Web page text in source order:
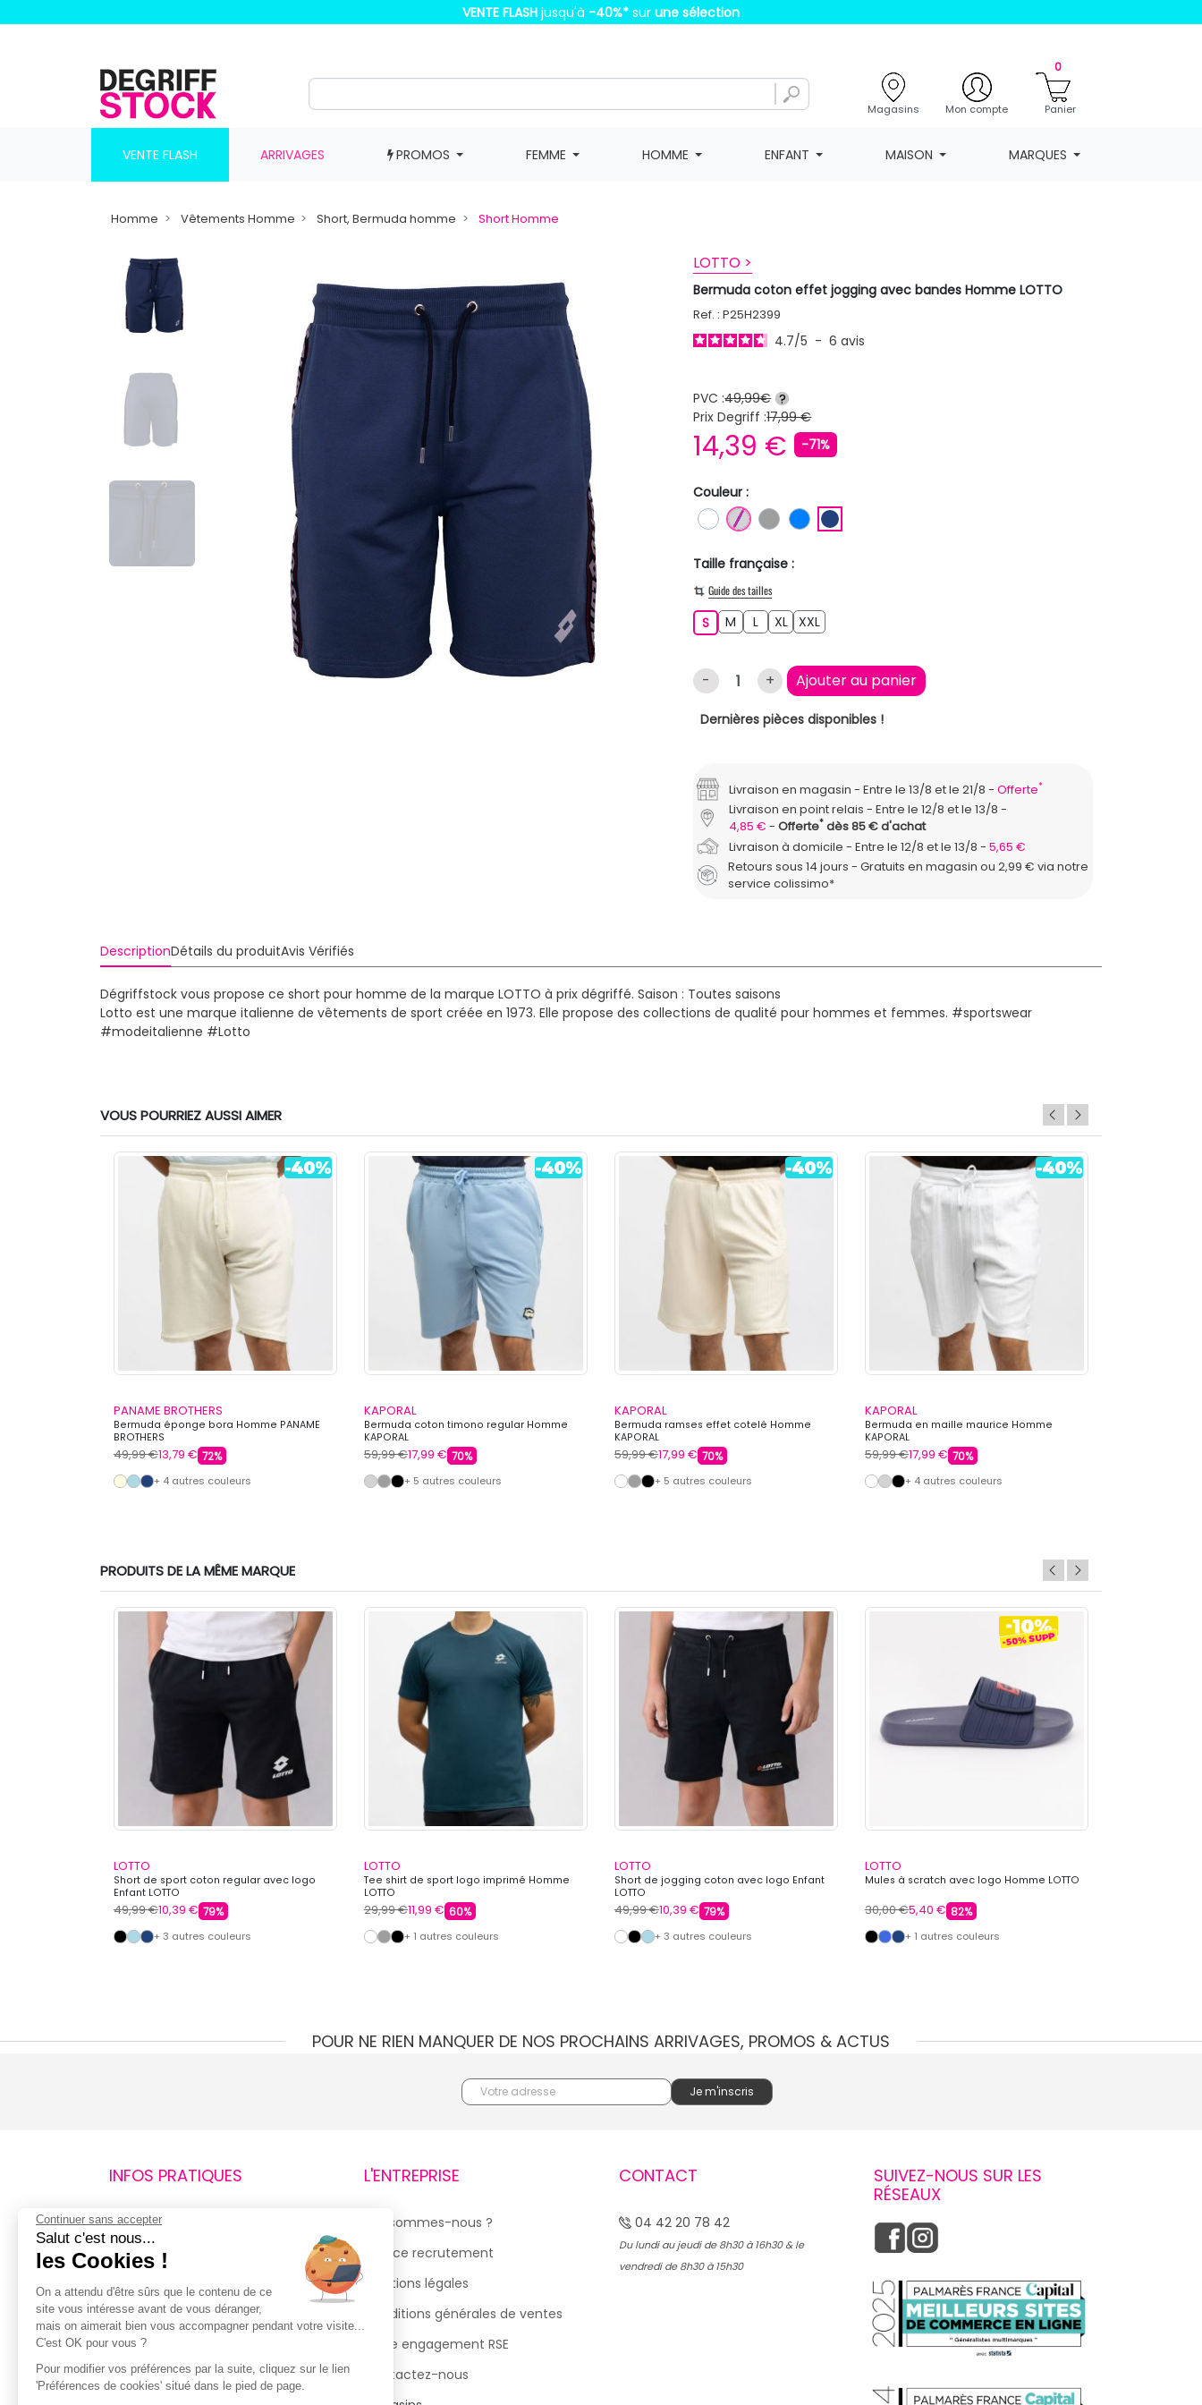
VENTE FLASH jusqu'à -40%* sur une sélection
Magasins Mon compte
0
Panier
VENTE FLASH ARRIVAGES PROMOS FEMME HOMME ENFANT MAISON MARQUES
Homme Vêtements Homme Short, Bermuda homme Short Homme
LOTTO >
Bermuda coton effet jogging avec bandes Homme LOTTO
Ref. : P25H2399
4.7/5 - 6avis
PVC :49,99€ ?
Prix Degriff :17,99 €
14,39 € -71%
Couleur :
BLANCGRIS CLAIR
GRISBLEU
Taille française :
Guide des tailles
SS M LL XLXLXXLXXL
- + Ajouter au panier
Dernières pièces disponibles !
Livraison en magasin Entre le 13/8 et le 21/8 Offerte*
Livraison en point relais
Entre le 12/8 et le 13/8
4,85 €
Offerte*dès 85 € d'achat
Livraison à domicile
Entre le 12/8 et le 13/8
5,65 €
Retours sous 14 jours - Gratuits en magasin ou 2,99 € via notre
service colissimo*
DescriptionDétails du produitAvis Vérifiés
Dégriffstock vous propose ce short pour homme de la marque LOTTO à prix dégriffé. Saison : Toutes saisons
Lotto est une marque italienne de vêtements de sport créée en 1973. Elle propose des collections de qualité pour hommes et femmes. #sportswear
#modeitalienne #Lotto
VOUS POURRIEZ AUSSI AIMER
PANAME BROTHERS
Bermuda éponge bora Homme PANAME
BROTHERS
49,99 €13,79 € 72%
+ 4 autres couleurs
KAPORAL
Bermuda coton timono regular Homme
KAPORAL
59,99 €17,99 € 70%
+ 5 autres couleurs
KAPORAL
Bermuda ramses effet cotelé Homme
KAPORAL
59,99 €17,99 € 70%
+ 5 autres couleurs
KAPORAL
Bermuda en maille maurice Homme
KAPORAL
59,99 €17,99 € 70%
+ 4 autres couleurs
PRODUITS DE LA MÊME MARQUE
LOTTO
Short de sport coton regular avec logo
Enfant LOTTO
49,99 €10,39 € 79%
+ 3 autres couleurs
LOTTO
Tee shirt de sport logo imprimé Homme
LOTTO
29,99 €11,99 € 60%
+ 1 autres couleurs
LOTTO
Short de jogging coton avec logo Enfant
LOTTO
49,99 €10,39 € 79%
+ 3 autres couleurs
LOTTO
Mules à scratch avec logo Homme LOTTO
30,00 €5,40 € 82%
+ 1 autres couleurs
POUR NE RIEN MANQUER DE NOS PROCHAINS ARRIVAGES, PROMOS & ACTUS
INFOS PRATIQUES
Retours et remboursements
Suivi de commande
Livraisons
Guide des tailles
Politique de confidentialité
Conditions générales d’utilisation
de la Carte de Fidélité
L'ENTREPRISE
Qui sommes-nous ?
Espace recrutement
Mentions légales
Conditions générales de ventes
Notre engagement RSE
Contactez-nous
CONTACT
04 42 20 78 42
Du lundi au jeudi de 8h30 à 16h30 & le
vendredi de 8h30 à 15h30
SUIVEZ-NOUS SUR LES
RÉSEAUX
Continuer sans accepter
Salut c'est nous...
les Cookies !
On a attendu d'être sûrs que le contenu de ce
site vous intéresse avant de vous déranger,
mais on aimerait bien vous accompagner pendant votre visite...
C'est OK pour vous ?
Pour modifier vos préférences par la suite, cliquez sur le lien
'Préférences de cookies' situé dans le pied de page.